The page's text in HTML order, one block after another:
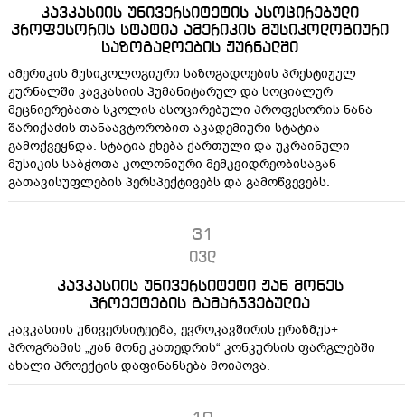
კავკასიის უნივერსიტეტის ასოცირებული
პროფესორის სტატია ამერიკის მუსიკოლოგიური
საზოგადოების ჟურნალში
ამერიკის მუსიკოლოგიური საზოგადოების პრესტიჟულ
ჟურნალში კავკასიის ჰუმანიტარულ და სოციალურ
მეცნიერებათა სკოლის ასოცირებული პროფესორის ნანა
შარიქაძის თანაავტორობით აკადემიური სტატია
გამოქვეყნდა. სტატია ეხება ქართული და უკრაინული
მუსიკის საბჭოთა კოლონიური მემკვიდრეობისაგან
გათავისუფლების პერსპექტივებს და გამოწვევებს.
31
ივლ
კავკასიის უნივერსიტეტი ჟან მონეს
პროექტების გამარჯვებულია
კავკასიის უნივერსიტეტმა, ევროკავშირის ერაზმუს+
პროგრამის „ჟან მონე კათედრის“ კონკურსის ფარგლებში
ახალი პროექტის დაფინანსება მოიპოვა.